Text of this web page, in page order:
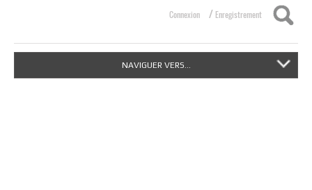
Connexion / Enregistrement
NAVIGUER VERS...